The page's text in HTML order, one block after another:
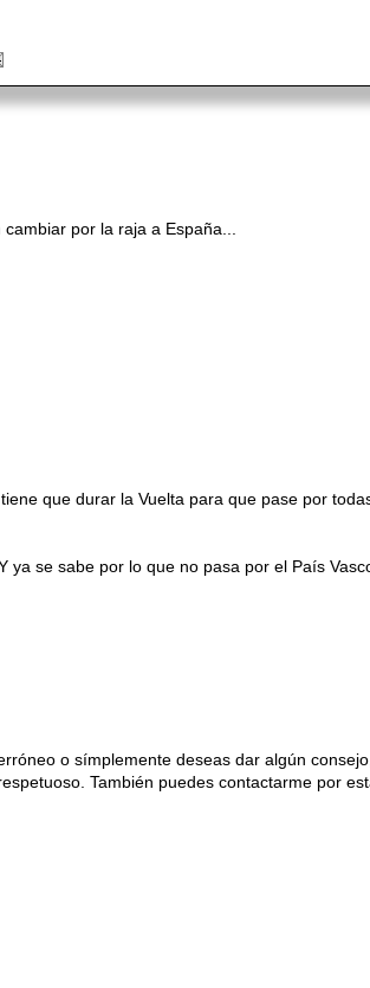
por la raja a España...
que durar la Vuelta para que pase por
se sabe por lo que no pasa por el País
o símplemente deseas dar algún
También puedes contactarme por